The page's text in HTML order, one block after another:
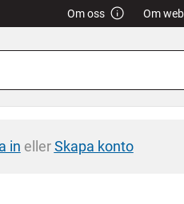
Om oss Om
in ellerSkapa konto